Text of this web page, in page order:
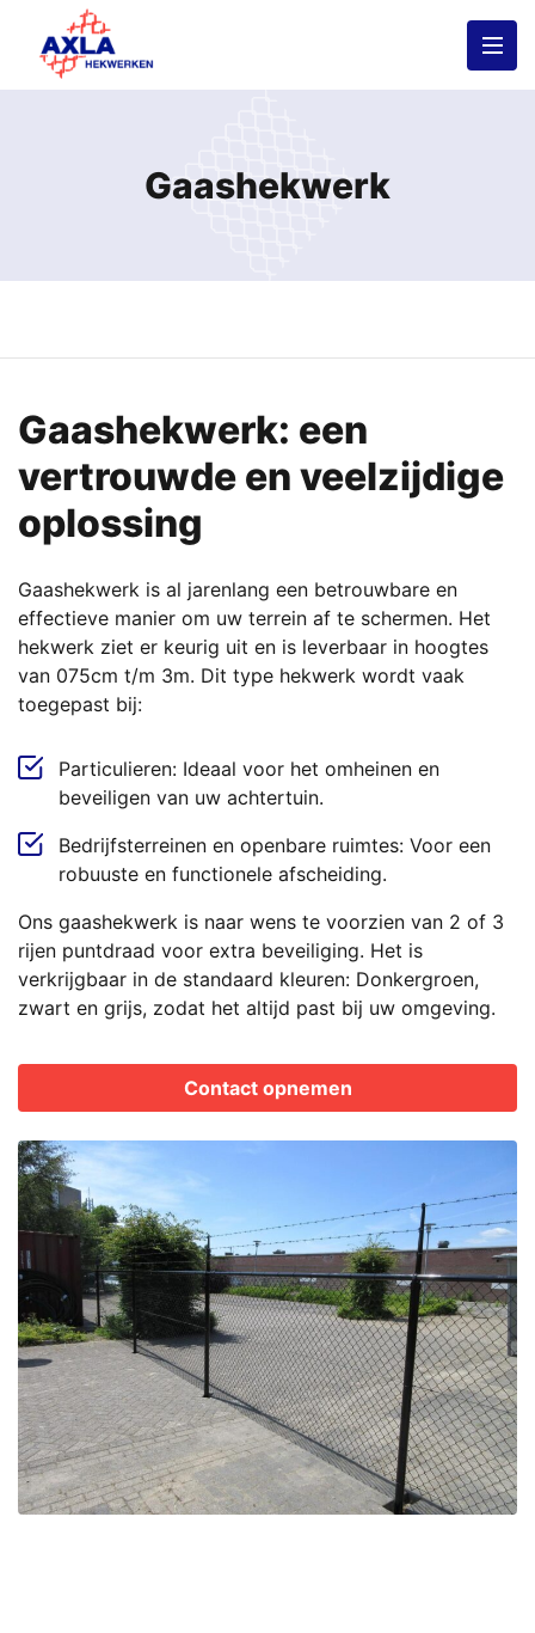
Gaashekwerk
Gaashekwerk: een
vertrouwde en veelzijdige
oplossing
Gaashekwerk is al jarenlang een betrouwbare en
effectieve manier om uw terrein af te schermen. Het
hekwerk ziet er keurig uit en is leverbaar in hoogtes
van 075cm t/m 3m. Dit type hekwerk wordt vaak
toegepast bij:
Particulieren: Ideaal voor het omheinen en
beveiligen van uw achtertuin.
Bedrijfsterreinen en openbare ruimtes: Voor een
robuuste en functionele afscheiding.
Ons gaashekwerk is naar wens te voorzien van 2 of 3
rijen puntdraad voor extra beveiliging. Het is
verkrijgbaar in de standaard kleuren: Donkergroen,
zwart en grijs, zodat het altijd past bij uw omgeving.
Contact opnemen